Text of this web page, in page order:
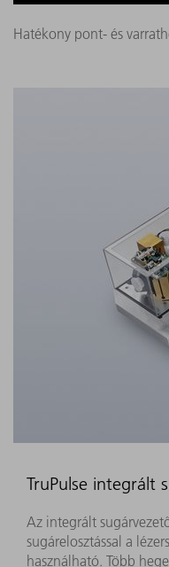
Hatékony pont- és
TruPulse integrált
Az integrált
sugárelosztással a
használható. Több